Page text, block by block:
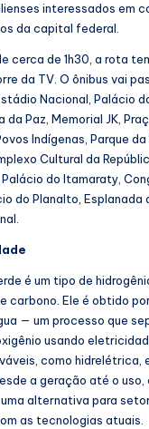
interessados em
da capital federal.
cerca de 1h30, a rota
da TV. O ônibus vai
Nacional, Palácio
da Paz, Memorial JK,
Indígenas, Parque
Cultural da
do Itamaraty,
do Planalto, Esplanada
é um tipo de
carbono. Ele é obtido
— um processo que
usando
como hidrelétrica,
a geração até o uso,
alternativa para
as tecnologias atuais.